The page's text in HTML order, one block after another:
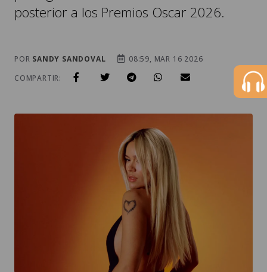
posterior a los Premios Oscar 2026.
POR SANDY SANDOVAL
08:59, MAR 16 2026
COMPARTIR: